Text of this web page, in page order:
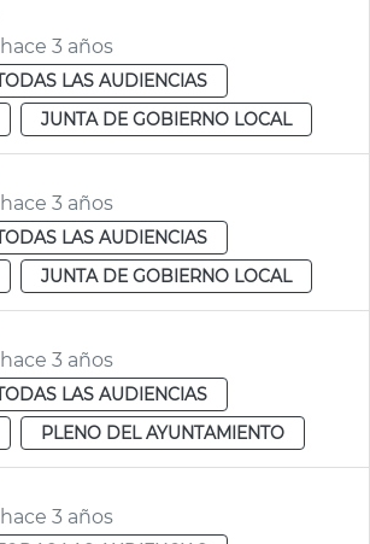
3 años
LAS AUDIENCIAS
JUNTA DE GOBIERNO LOCAL
3 años
LAS AUDIENCIAS
JUNTA DE GOBIERNO LOCAL
3 años
LAS AUDIENCIAS
PLENO DEL AYUNTAMIENTO
3 años